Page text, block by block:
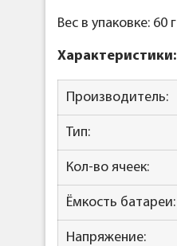
Вес в упаковке: 60 г
Характеристики:
Производитель:
Тип:
Кол-во ячеек:
Ёмкость батареи:
Напряжение: